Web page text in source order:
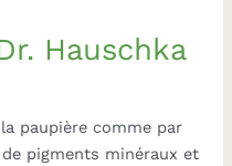
Hauschka
paupière comme par
pigments minéraux et